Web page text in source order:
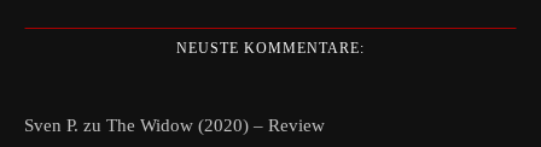
NEUSTE KOMMENTARE:
Sven P. zu The Widow (2020) – Review